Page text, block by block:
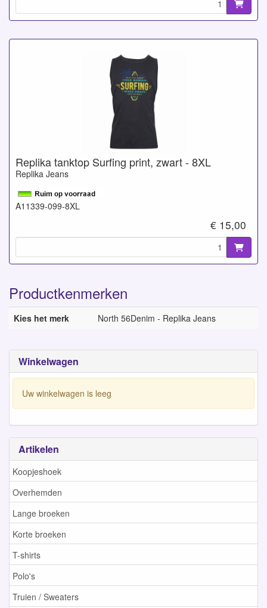
Winkelwagen
Uw winkelwagen is leeg
Artikelen
Koopjeshoek
Overhemden
Lange broeken
Korte broeken
T-shirts
Polo's
Truien / Sweaters
Replika tanktop Surfing print, zwart - 8XL
Replika Jeans
A11339-099-8XL
€ 15,00
Productkenmerken
Kies het merk North 56Denim - Replika Jeans